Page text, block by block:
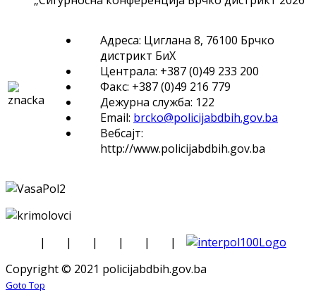
Адреса: Циглана 8, 76100 Брчко
дистрикт БиХ
Централа: +387 (0)49 233 200
Факс: +387 (0)49 216 779
Дежурна служба: 122
Email: brcko@policijabdbih.gov.ba
Вебсајт:
http://www.policijabdbih.gov.ba
| | | | |
|
Copyright © 2021 policijabdbih.gov.ba
Goto Top